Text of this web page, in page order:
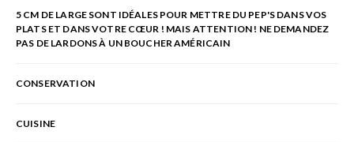
5 CM DE LARGE SONT IDÉALES POUR METTRE DU PEP'S DANS VOS
PLATS ET DANS VOTRE CŒUR ! MAIS ATTENTION ! NE DEMANDEZ
PAS DE LARDONS À UN BOUCHER AMÉRICAIN
CONSERVATION
CUISINE